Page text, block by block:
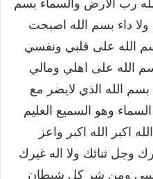
داء بسم الله اصبحت
الله على قلبي ونفسي
الله على اهلي ومالي
الله الذي لايضر مع
وهو السميع العليم
اكبر الله اكبر واعز
وجل ثنائك ولا اله غيرك
ومن شر كل شيطان